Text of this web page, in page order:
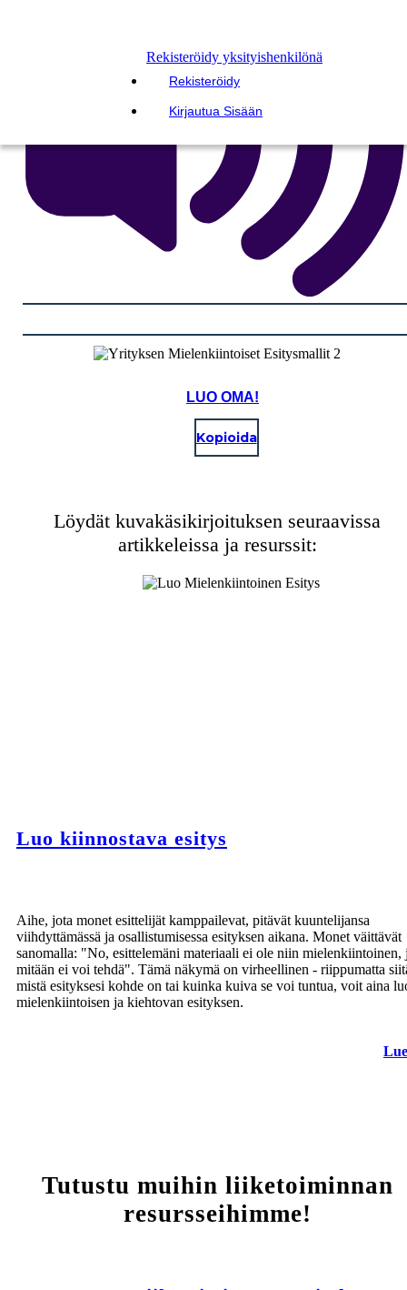
Rekisteröidy yksityishenkilönä
Rekisteröidy
Kirjautua Sisään
LUO OMA!
Kopioida
Löydät kuvakäsikirjoituksen seuraavissa
artikkeleissa ja resurssit:
Luo kiinnostava esitys
Aihe, jota monet esittelijät kamppailevat, pitävät kuuntelijansa
viihdyttämässä ja osallistumisessa esityksen aikana. Monet väittävät
sanomalla: "No, esittelemäni materiaali ei ole niin mielenkiintoinen,
mitään ei voi tehdä". Tämä näkymä on virheellinen - riippumatta
mistä esityksesi kohde on tai kuinka kuiva se voi tuntua, voit aina
mielenkiintoisen ja kiehtovan esityksen.
Tutustu muihin liiketoiminnan
resursseihimme!